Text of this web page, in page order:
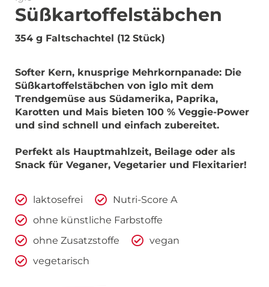
Süßkartoffelstäbchen
354 g Faltschachtel (12 Stück)
Softer Kern, knusprige Mehrkornpanade: Die
Süßkartoffelstäbchen von iglo mit dem
Trendgemüse aus Südamerika, Paprika,
Karotten und Mais bieten 100 % Veggie-Power
und sind schnell und einfach zubereitet.
Perfekt als Hauptmahlzeit, Beilage oder als
Snack für Veganer, Vegetarier und Flexitarier!
laktosefrei
Nutri-Score A
ohne künstliche Farbstoffe
ohne Zusatzstoffe
vegan
vegetarisch